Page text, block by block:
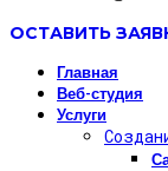
ОСТАВИТЬ
Главная
Веб-студия
Услуги